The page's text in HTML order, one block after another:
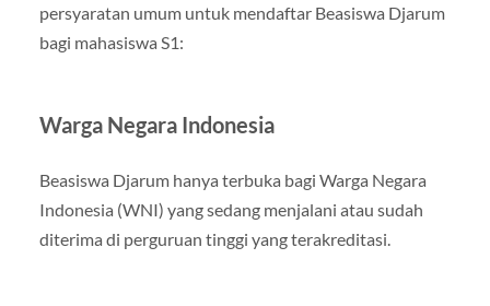
persyaratan umum untuk mendaftar Beasiswa Djarum
bagi mahasiswa S1:
Warga Negara Indonesia
Beasiswa Djarum hanya terbuka bagi Warga Negara
Indonesia (WNI) yang sedang menjalani atau sudah
diterima di perguruan tinggi yang terakreditasi.